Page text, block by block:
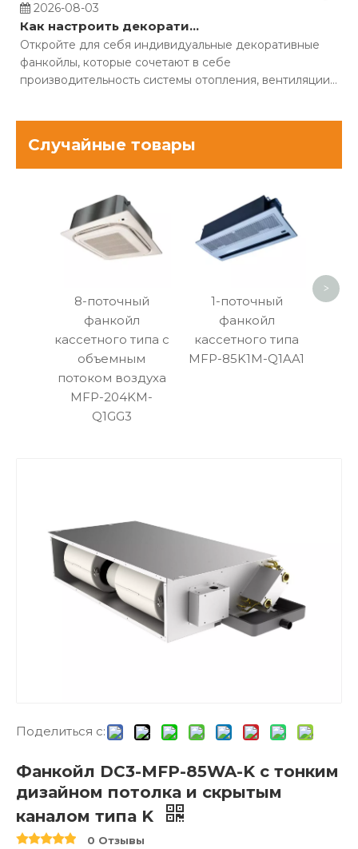
2026-08-03
Как настроить декоративные фанкойлы для строительных проектов?
Откройте для себя индивидуальные декоративные
фанкойлы, которые сочетают в себе
производительность системы отопления, вентиляции
Случайные товары
8-поточный
фанкойл
кассетного типа с
объемным
потоком воздуха
MFP-204KM-
Q1GG3
1-поточный
фанкойл
кассетного типа
MFP-85K1M-Q1AA1
>
Поделиться с:
Фанкойл DC3-MFP-85WA-K с тонким
дизайном потолка и скрытым
каналом типа K
0 Отзывы